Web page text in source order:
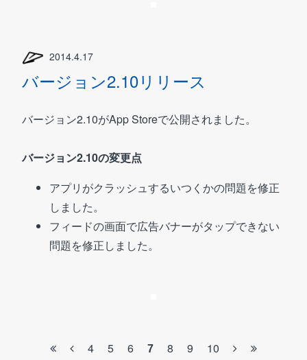
2014.4.17
バージョン2.10リリース
バージョン2.10がApp Storeで公開されました。
バージョン2.10の変更点
アプリがクラッシュするいつくかの問題を修正
しました。
フィードの画面で広告バナーがタップできない
問題を修正しました。
4 5 6 7 8 9 10